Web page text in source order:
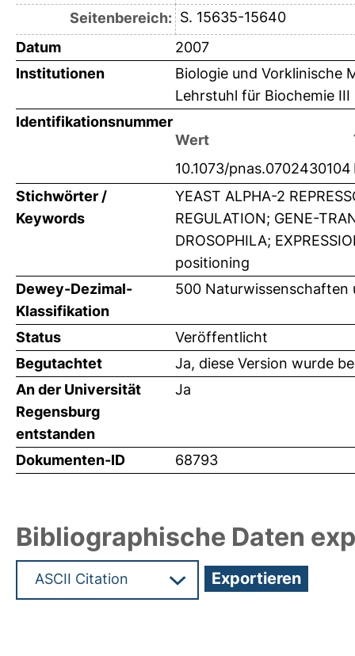
Seitenbereich: S. 15635-15640
Datum
2007
Institutionen
Biologie und Vorklinische
Lehrstuhl für Biochemie III
Identifikationsnummer
Wert
10.1073/pnas.0702430104
Stichwörter /
Keywords
YEAST ALPHA-2
REGULATION; GENE-
DROSOPHILA;
positioning
Dewey-Dezimal-
Klassifikation
500 Naturwissenschaften
Status
Veröffentlicht
Begutachtet
Ja, diese Version wurde
An der Universität
Regensburg
entstanden
Ja
Dokumenten-ID 68793
Bibliographische Daten